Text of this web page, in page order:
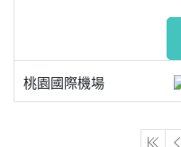
桃園國際機場